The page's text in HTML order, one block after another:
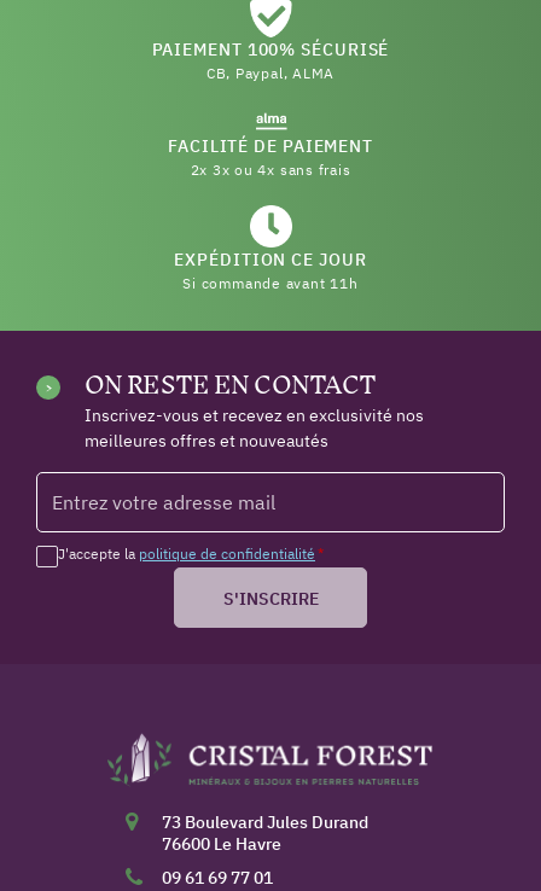
PAIEMENT 100% SÉCURISÉ
CB, Paypal, ALMA
FACILITÉ DE PAIEMENT
2x 3x ou 4x sans frais
EXPÉDITION CE JOUR
Si commande avant 11h
ON RESTE EN CONTACT
Inscrivez-vous et recevez en exclusivité nos
meilleures offres et nouveautés
J'accepte la politique de confidentialité *
S'INSCRIRE
73 Boulevard Jules Durand
76600 Le Havre
09 61 69 77 01